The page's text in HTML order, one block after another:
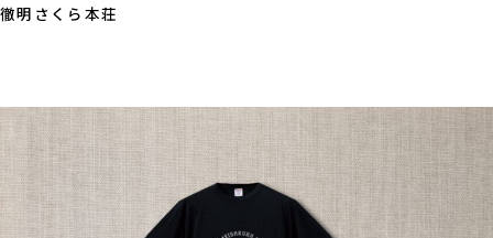
徹明さくら本荘